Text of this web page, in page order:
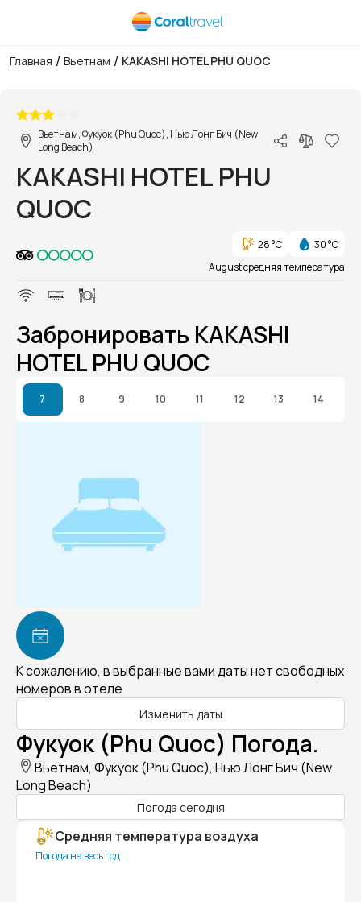
Главная / Вьетнам / KAKASHI HOTEL PHU QUOC
Вьетнам, Фукуок (Phu Quoc), Нью Лонг Бич (New
Long Beach)
KAKASHI HOTEL PHU
QUOC
28 °C
30 °C
August средняя температура
Забронировать KAKASHI
HOTEL PHU QUOC
7 8 9 10 11 12 13 14
К сожалению, в выбранные вами даты нет свободных
номеров в отеле
Изменить даты
Фукуок (Phu Quoc) Погода.
Вьетнам, Фукуок (Phu Quoc), Нью Лонг Бич (New
Long Beach)
Погода сегодня
Средняя температура воздуха
Погода на весь год